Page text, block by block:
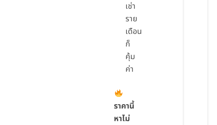
เช่า
ราย
เดือน
ก็
คุ้ม
ค่า
ราคานี้
หาไม่